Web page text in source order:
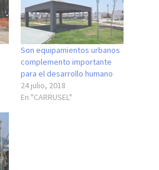
Son equipamientos urbanos
complemento importante
para el desarrollo humano
24 julio, 2018
En "CARRUSEL"